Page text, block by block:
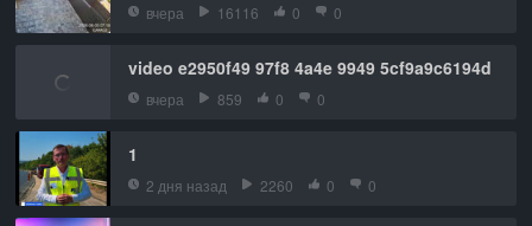
вчера 16116 0 0
video e2950f49 97f8 4a4e 9949 5cf9a9c6194d
вчера 859 0 0
1
2 дня назад 2260 0 0